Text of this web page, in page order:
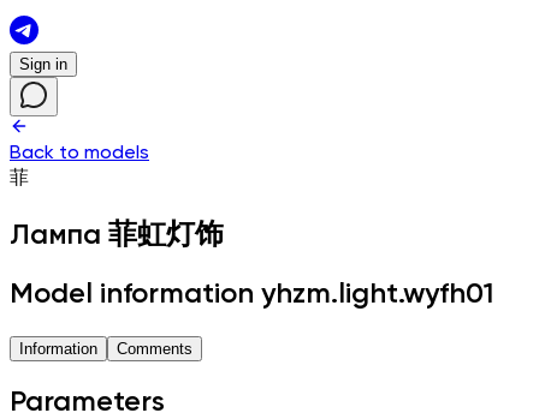
Sign in
Back to models
菲
Лампа 菲虹灯饰
Model information yhzm.light.wyfh01
Information Comments
Parameters